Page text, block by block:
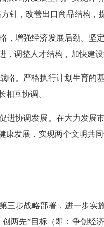
针，改善出口商品结构
增强经济发展后劲。坚定
，调整人才结构，加快建
。严格执行计划生育的基
相互协调。
协调发展。在大力发展市
康发展，实现两个文明共同
步战略部署，进一步实施
两先”目标（即：争创经